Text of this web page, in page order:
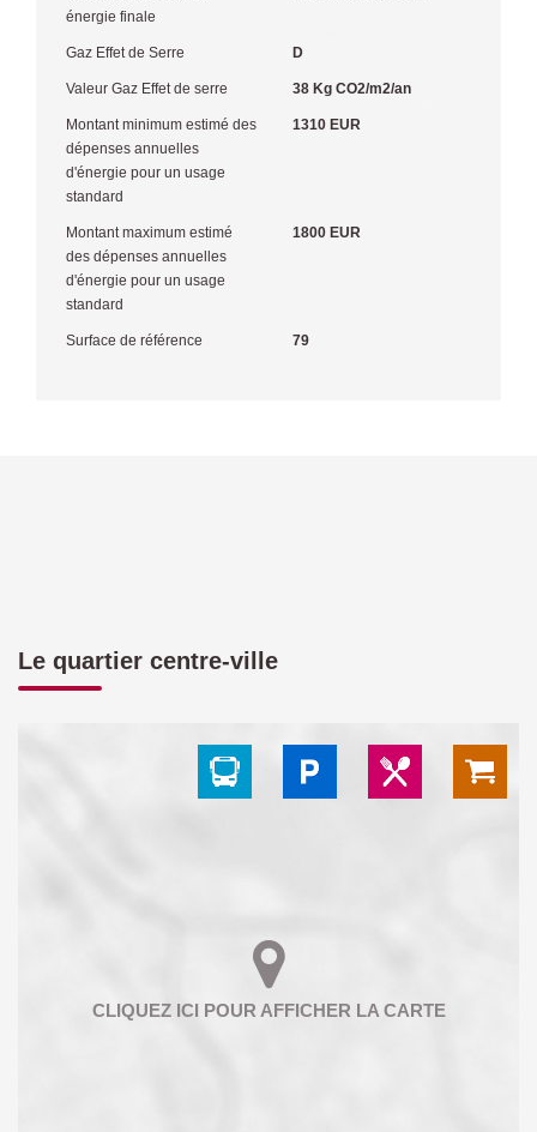
énergie finale
Gaz Effet de Serre D
Valeur Gaz Effet de serre 38 Kg CO2/m2/an
Montant minimum estimé des
dépenses annuelles
d'énergie pour un usage
standard
1310 EUR
Montant maximum estimé
des dépenses annuelles
d'énergie pour un usage
standard
1800 EUR
Surface de référence 79
Le quartier centre-ville